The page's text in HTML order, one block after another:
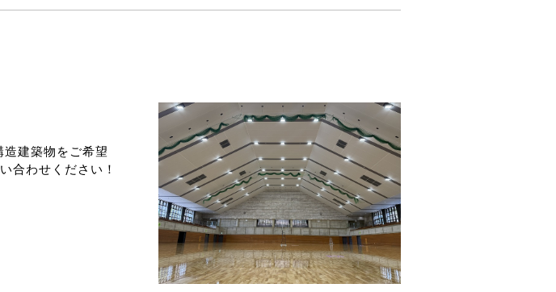
建築物をご希望
合わせください！